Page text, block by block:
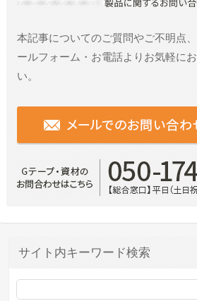
本記事についてのご質問やご不明点
ールフォーム・お電話よりお気軽に
い。
サイト内キーワード検索